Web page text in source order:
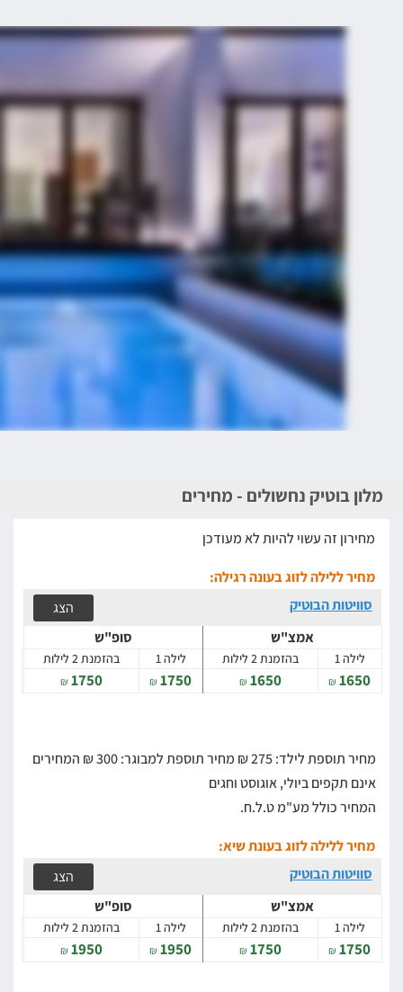
מלון בוטיק נחשולים - מחירים
מחירון זה עשוי להיות לא מעודכן
מחיר ללילה לזוג בעונה רגילה:
סוויטות הבוטיק
הצג
אמצ"ש
סופ"ש
לילה 1 בהזמנת 2 לילות לילה 1 בהזמנת 2 לילות
1650
₪
1650
₪
1750
₪
1750
₪
מחיר תוספת לילד: 275 ₪ מחיר תוספת למבוגר: 300 ₪
המחירים
אינם תקפים ביולי, אוגוסט וחגים
המחיר כולל מע"מ ט.ל.ח.
מחיר ללילה לזוג בעונת שיא:
סוויטות הבוטיק
הצג
אמצ"ש
סופ"ש
לילה 1 בהזמנת 2 לילות לילה 1 בהזמנת 2 לילות
1750
₪
1750
₪
1950
₪
1950
₪